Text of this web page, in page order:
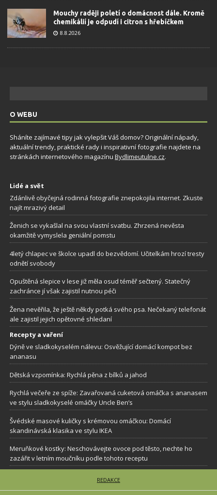
Mouchy raději poletí o domácnost dále. Kromě
chemikálií je odpudí i citron s hřebíčkem
8.8.2026
O WEBU
Sháníte zajímavé tipy jak vylepšit Váš domov? Originální nápady,
aktuální trendy, praktické rady i inspirativní fotografie najdete na
stránkách internetového magazínu Bydlimeutulne.cz.
Lidé a svět
Zdánlivě obyčejná rodinná fotografie znepokojila internet. Zkuste
najít mrazivý detail
Ženich se vykašlal na svou vlastní svatbu. Zhrzená nevěsta
okamžitě vymyslela geniální pomstu
4letý chlapec ve školce upadl do bezvědomí. Učitelkám hrozí tresty
odnětí svobody
Opuštěná slepice v lese již měla osud téměř sečtený. Statečný
zachránce jí však zajistil nutnou péči
Žena nevěřila, že ještě někdy potká svého psa. Nečekaný telefonát
ale zajistil jejich opětovné shledaní
Recepty a vaření
Dýně ve sladkokyselém nálevu: Osvěžující domácí kompot bez
ananasu
Dětská vzpomínka: Rychlá pěna z bílků a jahod
Rychlá večeře ze spíže: Zavařovaná cuketová omáčka s ananasem
ve stylu sladkokyselé omáčky Uncle Ben’s
Švédské masové kuličky s krémovou omáčkou: Domácí
skandinávská klasika ve stylu IKEA
Meruňkové kostky: Neschovávejte ovoce pod těsto, nechte ho
zazářit v letním moučníku podle tohoto receptu
REDAKCE